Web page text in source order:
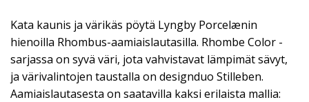
Kata kaunis ja värikäs pöytä Lyngby Porcelænin
hienoilla Rhombus-aamiaislautasilla. Rhombe Color -
sarjassa on syvä väri, jota vahvistavat lämpimät sävyt,
ja värivalintojen taustalla on designduo Stilleben.
Aamiaislautasesta on saatavilla kaksi erilaista mallia: